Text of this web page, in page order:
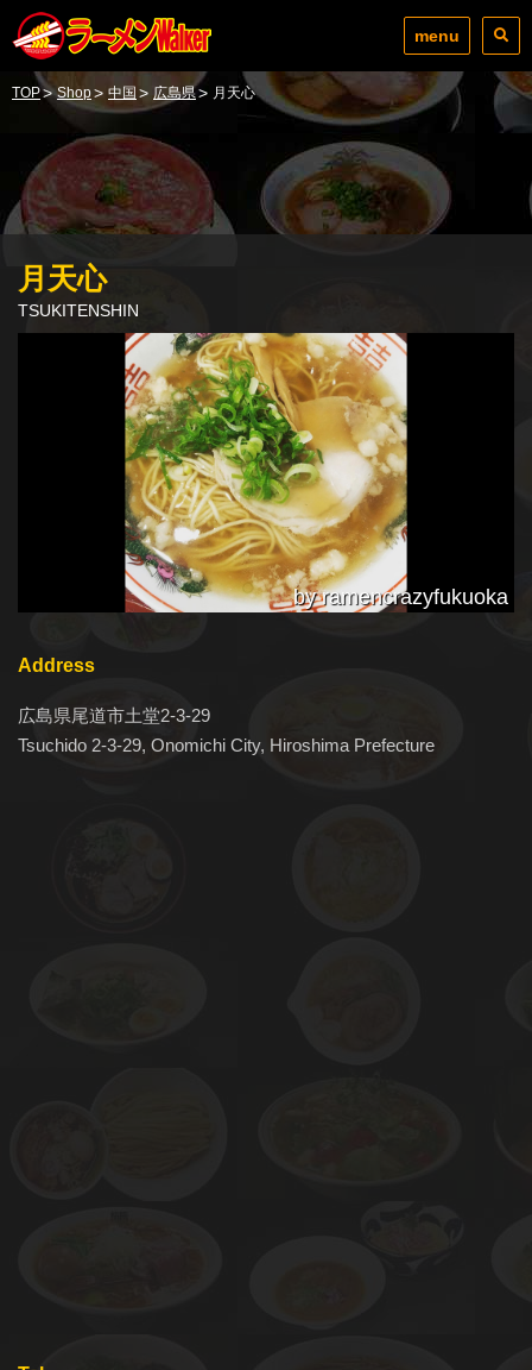
menu
TOP> Shop> 中国 > 広島県> 月天心
月天心
TSUKITENSHIN
by ramencrazyfukuoka
Address
広島県尾道市土堂2-3-29
Tsuchido 2-3-29, Onomichi City, Hiroshima Prefecture